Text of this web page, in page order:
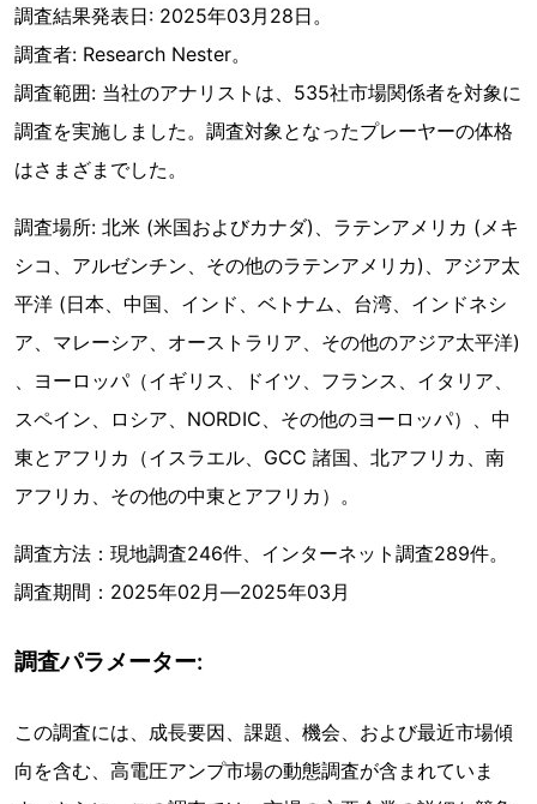
調査結果発表日: 2025年03月28日。
調査者: Research Nester。
調査範囲: 当社のアナリストは、535社市場関係者を対象に
調査を実施しました。調査対象となったプレーヤーの体格
はさまざまでした。
調査場所: 北米 (米国およびカナダ)、ラテンアメリカ (メキ
シコ、アルゼンチン、その他のラテンアメリカ)、アジア太
平洋 (日本、中国、インド、ベトナム、台湾、インドネシ
ア、マレーシア、オーストラリア、その他のアジア太平洋)
、ヨーロッパ（イギリス、ドイツ、フランス、イタリア、
スペイン、ロシア、NORDIC、その他のヨーロッパ）、中
東とアフリカ（イスラエル、GCC 諸国、北アフリカ、南
アフリカ、その他の中東とアフリカ）。
調査方法：現地調査246件、インターネット調査289件。
調査期間：2025年02月―2025年03月
調査パラメーター:
この調査には、成長要因、課題、機会、および最近市場傾
向を含む、高電圧アンプ市場の動態調査が含まれていま